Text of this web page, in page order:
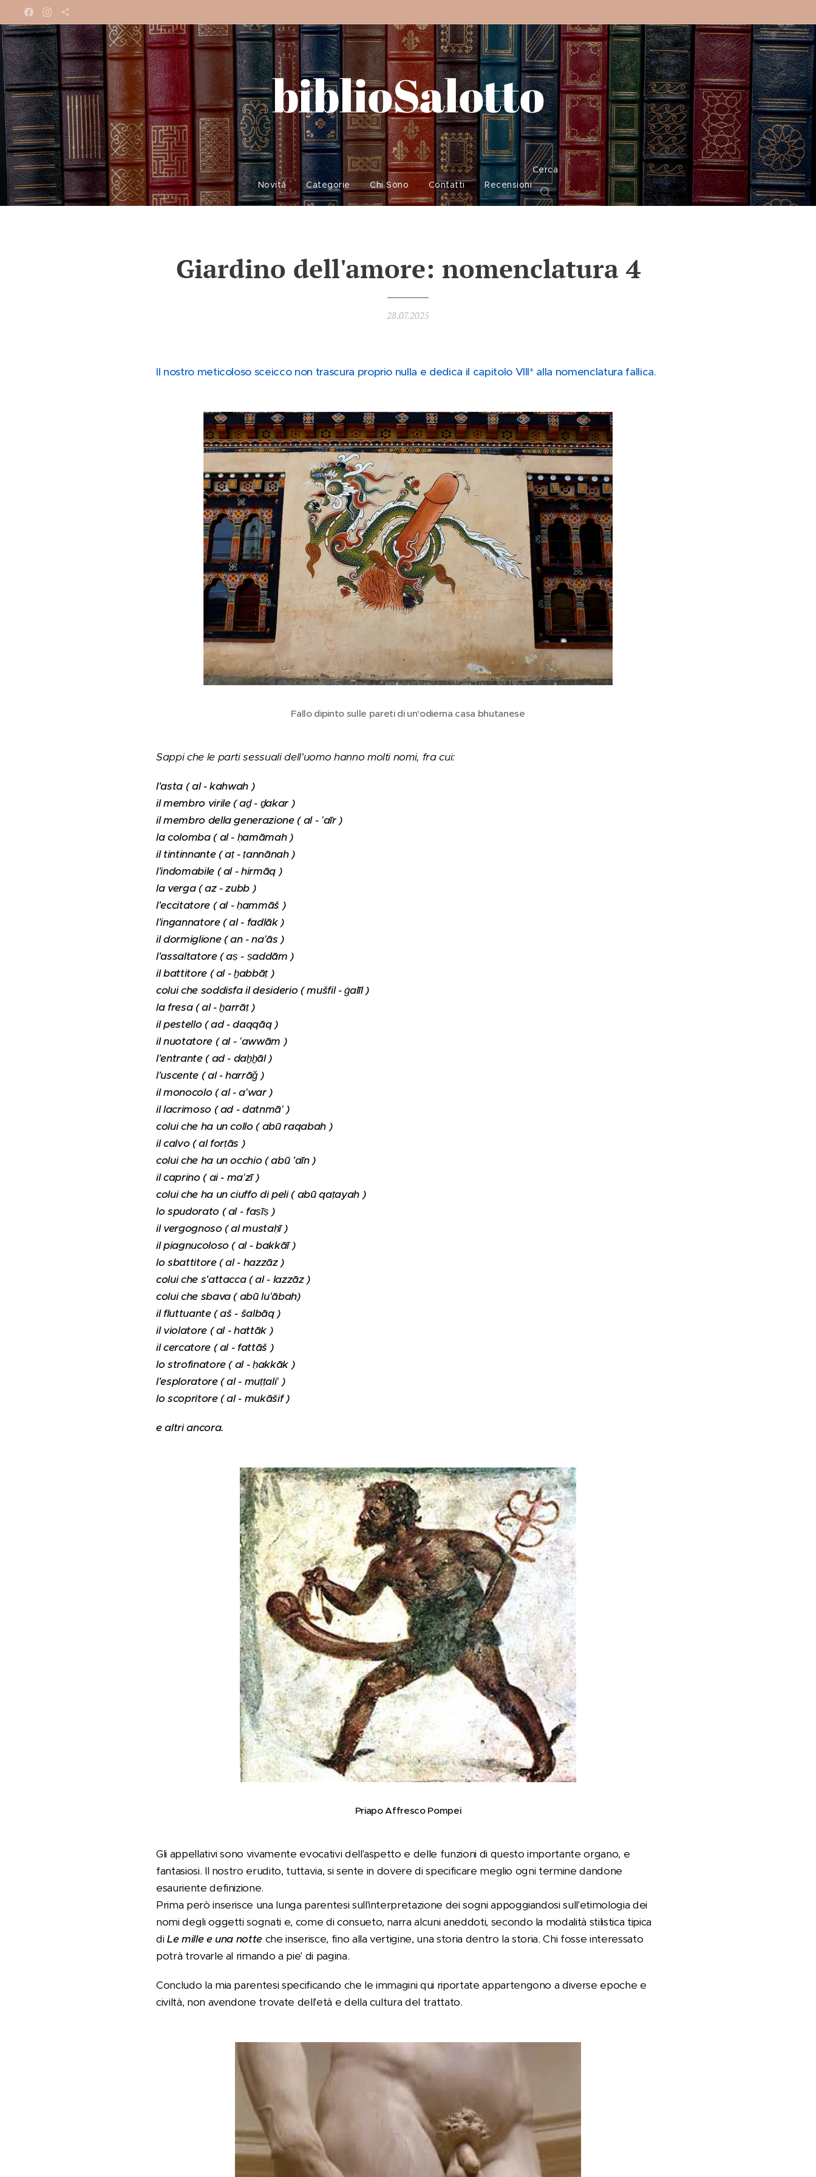
biblioSalotto
Novità Categorie Chi Sono Contatti Recensioni
Cerca
Giardino dell'amore: nomenclatura 4
28.07.2025
Il nostro meticoloso sceicco non trascura proprio nulla e dedica il capitolo VIII* alla nomenclatura fallica.
Fallo dipinto sulle pareti di un'odierna casa bhutanese
Sappi che le parti sessuali dell'uomo hanno molti nomi, fra cui:
l'asta ( al - kahwah )
il membro virile ( aḏ - ḏakar )
il membro della generazione ( al - ‛aīr )
la colomba ( al - ḥamāmah )
il tintinnante ( aṭ - ṭannānah )
l'indomabile ( al - hirmāq )
la verga ( az - zubb )
l'eccitatore ( al - ḥammāš )
l'ingannatore ( al - fadlāk )
il dormiglione ( an - na‛ās )
l'assaltatore ( aṣ - ṣaddām )
il battitore ( al - ẖabbāṭ )
colui che soddisfa il desiderio ( mušfil - ġalīl )
la fresa ( al - ẖarrāṭ )
il pestello ( ad - daqqāq )
il nuotatore ( al - ‛awwām )
l'entrante ( ad - daẖẖāl )
l'uscente ( al - harrāǧ )
il monocolo ( al - a‛war )
il lacrimoso ( ad - datnmā‛ )
colui che ha un collo ( abū raqabah )
il calvo ( al forṭās )
colui che ha un occhio ( abū 'aīn )
il caprino ( ai - ma‛zī )
colui che ha un ciuffo di peli ( abū qaṭayah )
lo spudorato ( al - faṣīṣ )
il vergognoso ( al mustaḥī )
il piagnucoloso ( al - bakkāī )
lo sbattitore ( al - hazzāz )
colui che s'attacca ( al - lazzāz )
colui che sbava ( abū lu‛ābah)
il fluttuante ( aš - šalbāq )
il violatore ( al - hattāk )
il cercatore ( al - fattāš )
lo strofinatore ( al - ḥakkāk )
l'esploratore ( al - muṭṭali‛ )
lo scopritore ( al - mukāšif )
e altri ancora.
Priapo Affresco Pompei
Gli appellativi sono vivamente evocativi dell'aspetto e delle funzioni di questo importante organo, e
fantasiosi. Il nostro erudito, tuttavia, si sente in dovere di specificare meglio ogni termine dandone
esauriente definizione.
Prima però inserisce una lunga parentesi sull'interpretazione dei sogni appoggiandosi sull'etimologia dei
nomi degli oggetti sognati e, come di consueto, narra alcuni aneddoti, secondo la modalità stilistica tipica
diLe mille e una notte che inserisce, fino alla vertigine, una storia dentro la storia. Chi fosse interessato
potrà trovarle al rimando a pie' di pagina.
Concludo la mia parentesi specificando che le immagini qui riportate appartengono a diverse epoche e
civiltà, non avendone trovate dell'età e della cultura del trattato.